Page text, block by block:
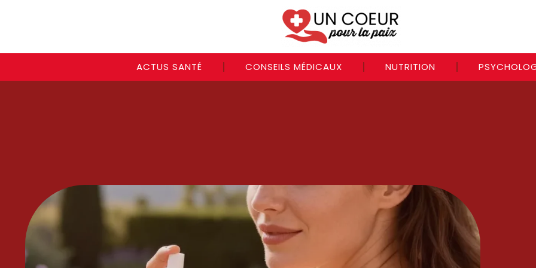
ACTUS SANTÉ CONSEILS MÉDICAUX NUTRITION